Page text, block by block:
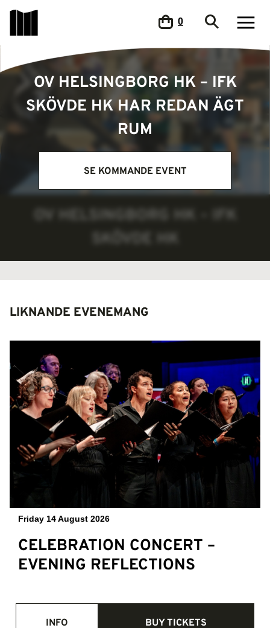
0
OV HELSINGBORG HK – IFK
SKÖVDE HK
OV HELSINGBORG HK – IFK
SKÖVDE HK HAR REDAN ÄGT
RUM
SE KOMMANDE EVENT
LIKNANDE EVENEMANG
Friday 14 August 2026
CELEBRATION CONCERT –
EVENING REFLECTIONS
INFO BUY TICKETS